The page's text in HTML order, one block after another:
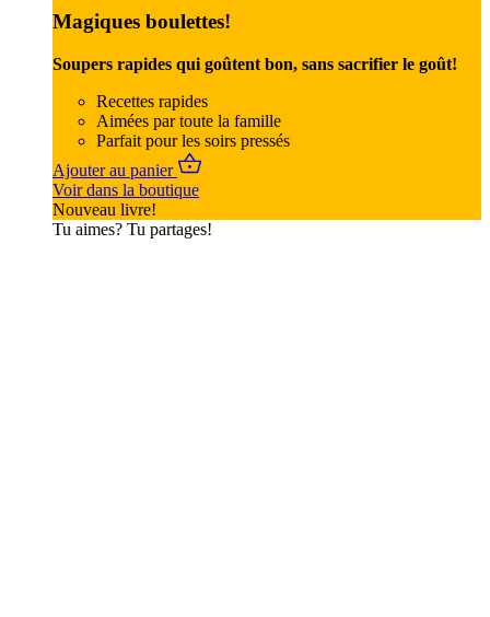
Magiques boulettes!
Soupers rapides qui goûtent bon, sans sacrifier le goût!
Recettes rapides
Aimées par toute la famille
Parfait pour les soirs pressés
Ajouter au panier
Voir dans la boutique
Nouveau livre!
Tu aimes? Tu partages!